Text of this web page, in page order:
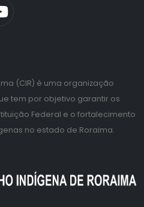
(CIR) é uma organização
tem por objetivo garantir os
Federal e o fortalecimento
no estado de Roraima.